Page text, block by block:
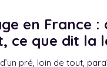
en France :
ce que dit la
pré, loin de tout,